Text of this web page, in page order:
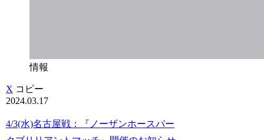
情報
X コピー
2024.03.17
4/3(水)名古屋戦：『ノーザンホースパー